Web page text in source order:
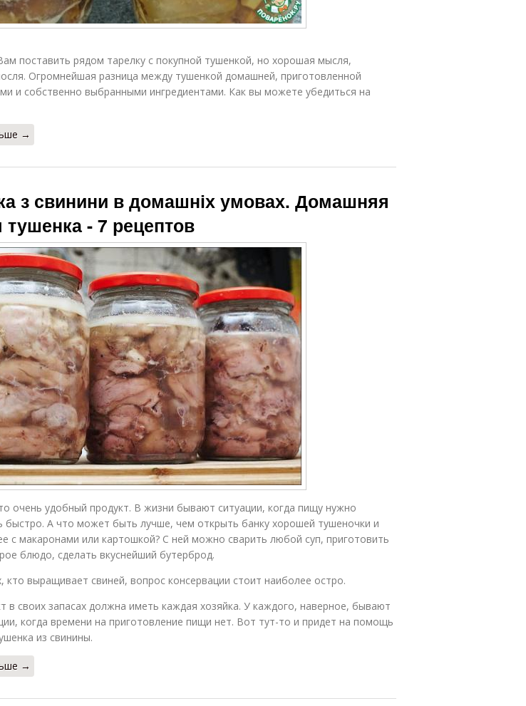
поставить рядом тарелку с покупной тушенкой, но хорошая мысля,
Огромнейшая разница между тушенкой домашней, приготовленной
и собственно выбранными ингредиентами. Как вы можете убедиться на
→
з свинини в домашніх умовах. Домашняя
тушенка - 7 рецептов
очень удобный продукт. В жизни бывают ситуации, когда пищу нужно
быстро. А что может быть лучше, чем открыть банку хорошей тушеночки и
с макаронами или картошкой? С ней можно сварить любой суп, приготовить
блюдо, сделать вкуснейший бутерброд.
кто выращивает свиней, вопрос консервации стоит наиболее остро.
в своих запасах должна иметь каждая хозяйка. У каждого, наверное, бывают
когда времени на приготовление пищи нет. Вот тут-то и придет на помощь
из свинины.
→